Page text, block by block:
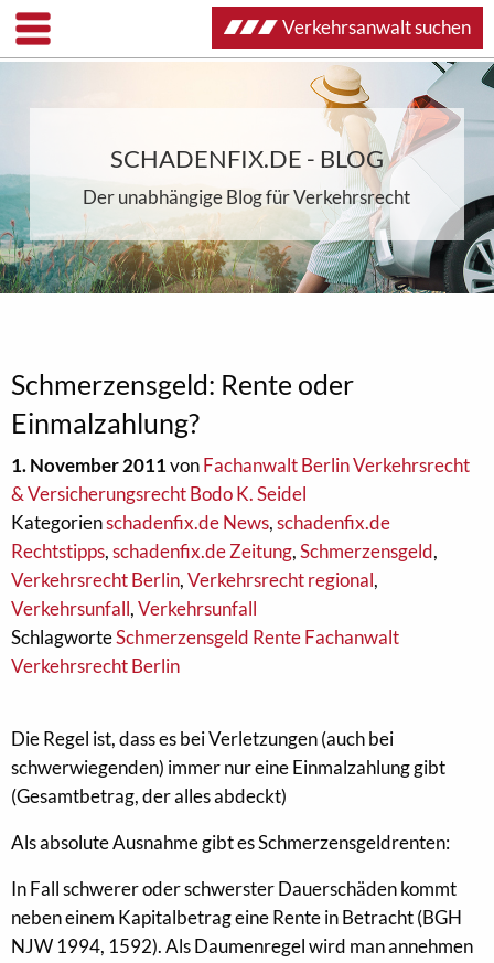
SCHADENFIX.DE - BLOG
Der unabhängige Blog für Verkehrsrecht
Schmerzensgeld: Rente oder
Einmalzahlung?
1. November 2011vonFachanwalt Berlin Verkehrsrecht
& Versicherungsrecht Bodo K. Seidel
Kategorienschadenfix.de News,schadenfix.de
Rechtstipps,schadenfix.de Zeitung,Schmerzensgeld,
Verkehrsrecht Berlin,Verkehrsrecht regional,
Verkehrsunfall,Verkehrsunfall
SchlagworteSchmerzensgeld Rente Fachanwalt
Verkehrsrecht Berlin
Die Regel ist, dass es bei Verletzungen (auch bei
schwerwiegenden) immer nur eine Einmalzahlung gibt
(Gesamtbetrag, der alles abdeckt)
Als absolute Ausnahme gibt es Schmerzensgeldrenten:
In Fall schwerer oder schwerster Dauerschäden kommt
neben einem Kapitalbetrag eine Rente in Betracht (BGH
NJW 1994, 1592). Als Daumenregel wird man annehmen
Verkehrsanwalt suchen